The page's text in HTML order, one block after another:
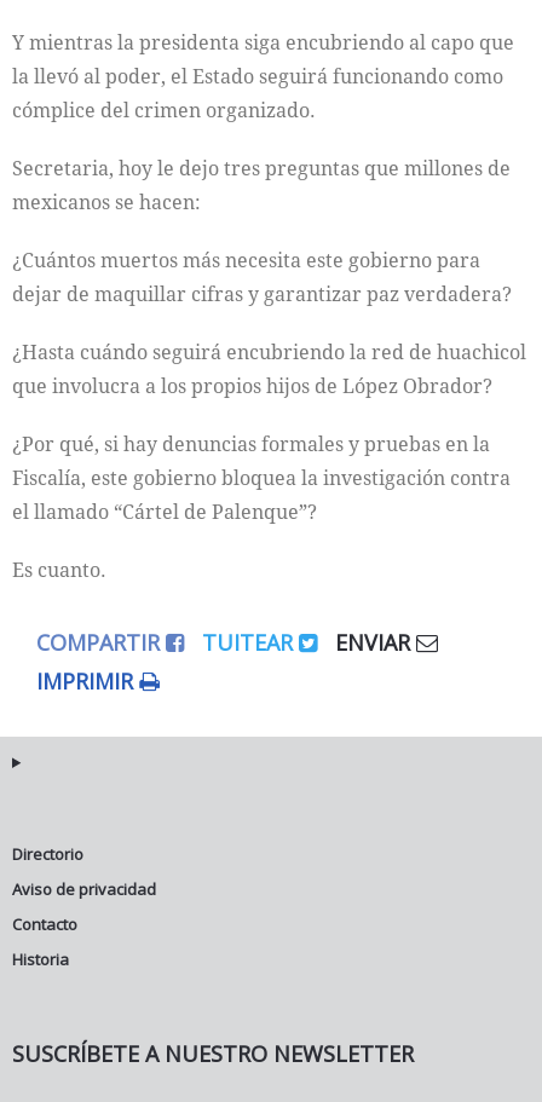
Y mientras la presidenta siga encubriendo al capo que
la llevó al poder, el Estado seguirá funcionando como
cómplice del crimen organizado.
Secretaria, hoy le dejo tres preguntas que millones de
mexicanos se hacen:
¿Cuántos muertos más necesita este gobierno para
dejar de maquillar cifras y garantizar paz verdadera?
¿Hasta cuándo seguirá encubriendo la red de huachicol
que involucra a los propios hijos de López Obrador?
¿Por qué, si hay denuncias formales y pruebas en la
Fiscalía, este gobierno bloquea la investigación contra
el llamado “Cártel de Palenque”?
Es cuanto.
COMPARTIR TUITEAR
ENVIAR
IMPRIMIR
Directorio
Aviso de privacidad
Contacto
Historia
SUSCRÍBETE A NUESTRO NEWSLETTER